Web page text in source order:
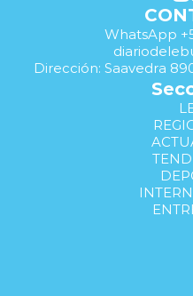
WhatsApp
Dirección: Saavedra